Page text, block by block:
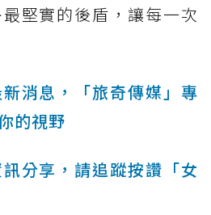
堅實的後盾，讓每一次
消息，「旅奇傳媒」專
的視野
分享，請追蹤按讚「女